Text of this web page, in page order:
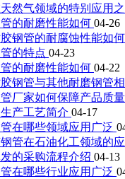
然气领域的特别应用
的耐磨性能如何 04-26
钢管的耐腐蚀性能如何
的特点 04-23
的耐磨性能如何 04-22
钢管与其他耐磨钢管
厂家如何保障产品质量
产工艺简介 04-17
在哪些领域应用广泛
管在石油化工领域的
的采购流程介绍 04-13
在哪些行业应用广泛